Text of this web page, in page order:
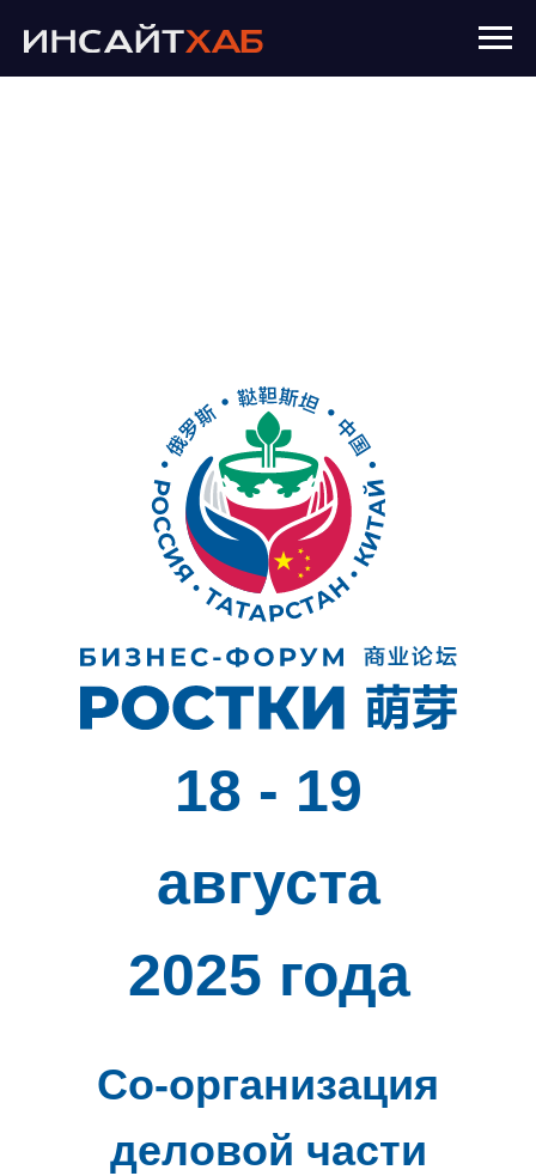
18 - 19
августа
2025 года
Со-организация
деловой части